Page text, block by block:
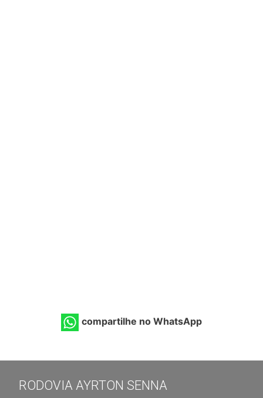
compartilhe no WhatsApp
RODOVIA AYRTON SENNA